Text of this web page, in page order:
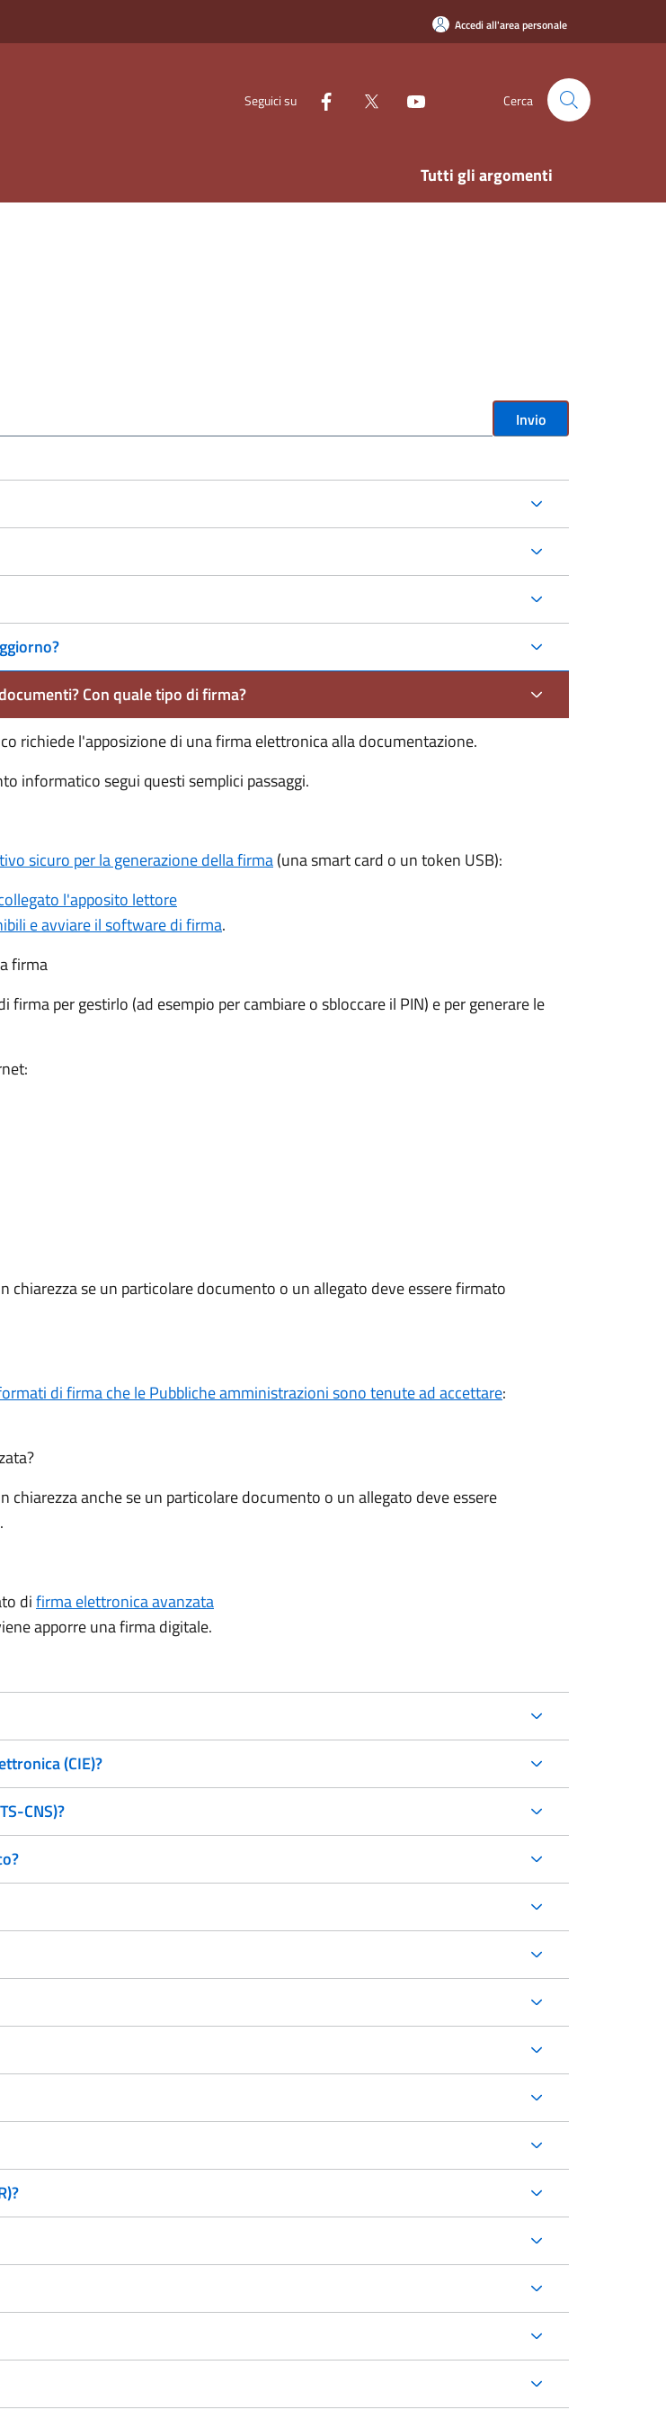
Accedi all'area personale
Seguici su Cerca
Tutti gli argomenti
Invio
Con quale tipo di firma?
richiede l'apposizione di una firma elettronica alla documentazione.
informatico segui questi semplici passaggi.
sicuro per la generazione della firma(una smart card o un token USB):
l'apposito lettore
e avviare il software di firma.
firma
per gestirlo (ad esempio per cambiare o sbloccare il PIN) e per generare le
se un particolare documento o un allegato deve essere firmato
di firma che le Pubbliche amministrazioni sono tenute ad accettare:
anche se un particolare documento o un allegato deve essere
.
difirma elettronica avanzata
apporre una firma digitale.
(CIE)?
CNS)?